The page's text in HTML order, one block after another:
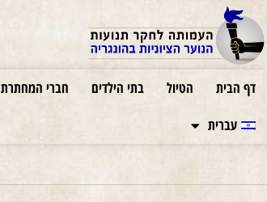
דף הבית הטיול בתי הילדים חברי המחתרת
עברית